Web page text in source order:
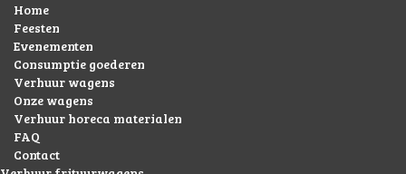
Home
Feesten
Evenementen
Consumptie goederen
Verhuur wagens
Onze wagens
Verhuur horeca materialen
FAQ
Contact